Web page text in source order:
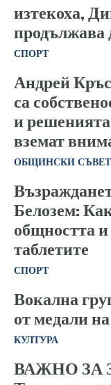
изтекоха,
продължава
СПОРТ
Андрей
са
и решенията
вземат
ОБЩИНСКИ СЪВЕТ
Белозем:
общността и
таблетите
СПОРТ
Вокална
от медали
КУЛТУРА
ВАЖНО ЗА